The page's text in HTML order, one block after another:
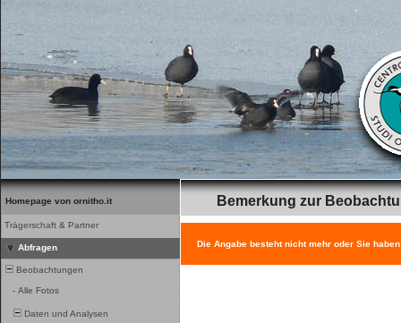
Homepage von ornitho.it
Trägerschaft & Partner
Abfragen
Beobachtungen
- Alle Fotos
Daten und Analysen
Bemerkung zur
Die Angabe besteht nicht mehr oder Sie